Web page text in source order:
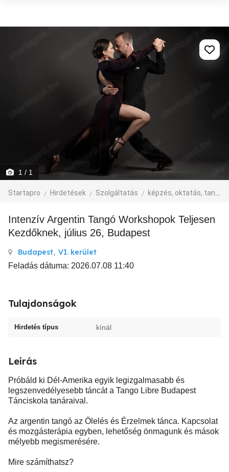
1 / 1
Startapro Hirdetések Szolgáltatás képzés, oktatás, tanfolyam
Intenzív Argentin Tangó Workshopok Teljesen
Kezdőknek, július 26, Budapest
Budapest, VI. kerület
Feladás dátuma: 2026.07.08 11:40
Tulajdonságok
Hirdetés típus kínál
Leírás
Próbáld ki Dél-Amerika egyik legizgalmasabb és
legszenvedélyesebb táncát a Tango Libre Budapest
Tánciskola tanáraival.
Az argentin tangó az Ölelés és Érzelmek tánca. Kapcsolat
és mozgásterápia egyben, lehetőség önmagunk és mások
mélyebb megismerésére.
Mire számíthatsz?